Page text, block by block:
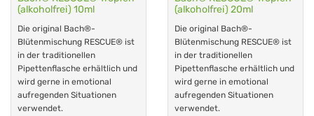
(alkoholfrei) 10ml
Die original Bach®-
Blütenmischung RESCUE® ist
in der traditionellen
Pipettenflasche erhältlich und
wird gerne in emotional
aufregenden Situationen
verwendet.
(alkoholfrei) 20ml
Die original Bach®-
Blütenmischung RESCUE® ist
in der traditionellen
Pipettenflasche erhältlich und
wird gerne in emotional
aufregenden Situationen
verwendet.